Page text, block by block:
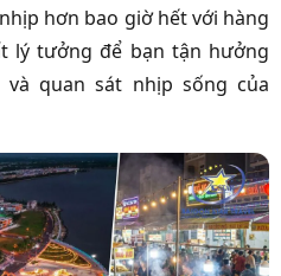
hơn bao giờ hết với hàng
lý tưởng để bạn tận hưởng
quan sát nhịp sống của